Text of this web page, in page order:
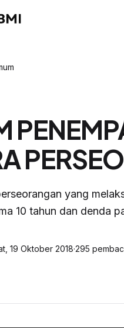
yang
10 tahun dan denda
19 Oktober 2018·295